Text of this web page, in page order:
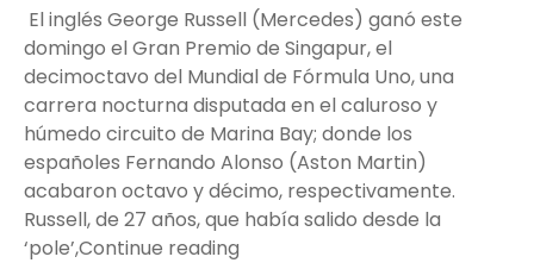
El inglés George Russell (Mercedes) ganó este
domingo el Gran Premio de Singapur, el
decimoctavo del Mundial de Fórmula Uno, una
carrera nocturna disputada en el caluroso y
húmedo circuito de Marina Bay; donde los
españoles Fernando Alonso (Aston Martin)
acabaron octavo y décimo, respectivamente.
Russell, de 27 años, que había salido desde la
‘pole’,Continue reading